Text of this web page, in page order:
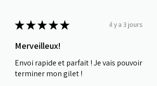
★★★★★ il y a 3 jours
Merveilleux!
Envoi rapide et parfait ! Je vais pouvoir
terminer mon gilet !